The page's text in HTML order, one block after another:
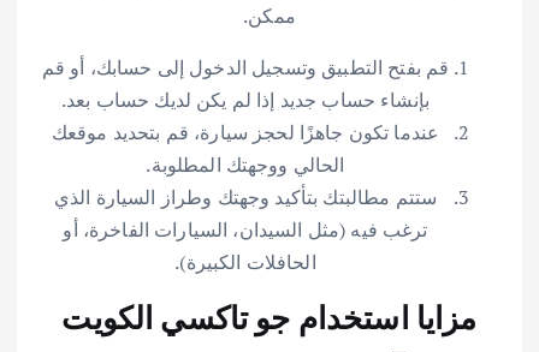
ممكن.
قم بفتح التطبيق وتسجيل الدخول إلى حسابك، أو قم
بإنشاء حساب جديد إذا لم يكن لديك حساب بعد.
عندما تكون جاهزًا لحجز سيارة، قم بتحديد موقعك
الحالي ووجهتك المطلوبة.
ستتم مطالبتك بتأكيد وجهتك وطراز السيارة الذي
ترغب فيه (مثل السيدان، السيارات الفاخرة، أو
الحافلات الكبيرة).
مزايا استخدام جو تاكسي الكويت